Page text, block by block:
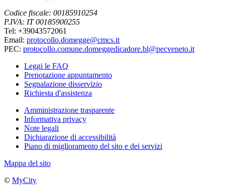
Codice fiscale: 00185910254
P.IVA: IT 00185900255
Tel: +39043572061
Email: protocollo.domegge@cmcs.it
PEC: protocollo.comune.domeggedicadore.bl@pecveneto.it
Leggi le FAQ
Prenotazione appuntamento
Segnalazione disservizio
Richiesta d'assistenza
Amministrazione trasparente
Informativa privacy
Note legali
Dichiarazione di accessibilità
Piano di miglioramento del sito e dei servizi
Mappa del sito
© MyCity